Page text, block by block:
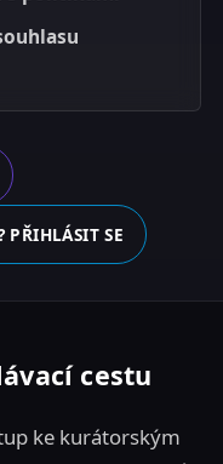
PŘIHLÁSIT SE
cestu
ke kurátorským